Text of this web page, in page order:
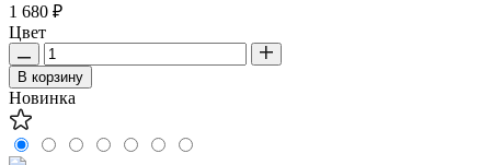
1 680 ₽
Цвет
В корзину
Новинка